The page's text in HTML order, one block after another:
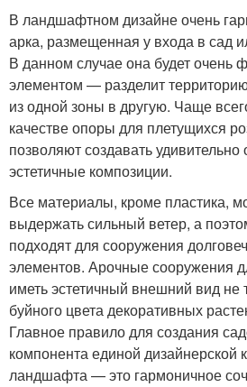
В ландшафтном дизайне очень
арка, размещенная у входа в сад
В данном случае она будет очень
элементом — разделит
из одной зоны в другую. Чаще
качестве опоры для плетущихся
позволяют создавать
эстетичные композиции.
Все материалы, кроме пластика,
выдержать сильный ветер, а
подходят для сооружения
элементов. Арочные сооружения
иметь эстетичный внешний вид не
буйного цвета декоративных
Главное правило для создания
компонента единой дизайнерской
ландшафта — это гармоничное